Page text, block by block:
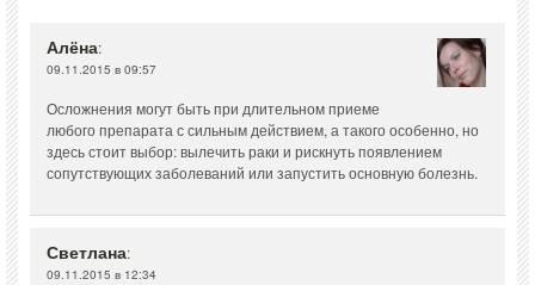
Алёна:
09.11.2015 в 09:57
Осложнения могут быть при длительном приеме
любого препарата с сильным действием, а такого особенно, но
здесь стоит выбор: вылечить раки и рискнуть появлением
сопутствующих заболеваний или запустить основную болезнь.
Светлана:
09.11.2015 в 12:34